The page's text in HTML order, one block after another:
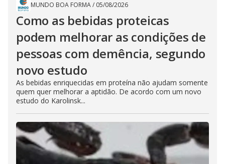
MUNDO BOA FORMA/ 05/08/2026
Como as bebidas proteicas
podem melhorar as condições de
pessoas com demência, segundo
novo estudo
As bebidas enriquecidas em proteína não ajudam somente
quem quer melhorar a aptidão. De acordo com um novo
estudo do Karolinsk...